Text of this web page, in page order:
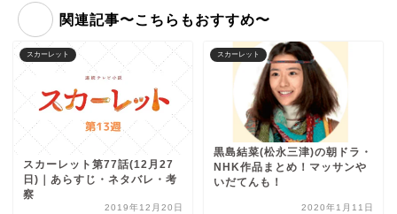
関連記事〜こちらもおすすめ〜
スカーレット
スカーレット第77話(12月27
日)｜あらすじ・ネタバレ・考
察
2019年12月20日
スカーレット
黒島結菜(松永三津)の朝ドラ・
NHK作品まとめ！マッサンや
いだてんも！
2020年1月11日